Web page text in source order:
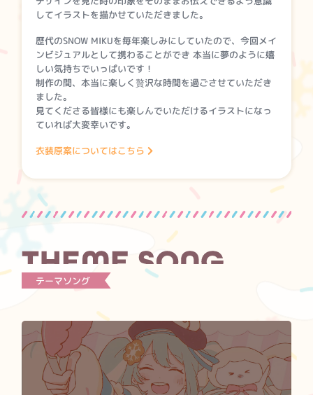
してイラストを描かせていただきました。
歴代のSNOW MIKUを毎年楽しみにしていたので、今回メイ
ンビジュアルとして携わることができ 本当に夢のように嬉
しい気持ちでいっぱいです！
制作の間、本当に楽しく贅沢な時間を過ごさせていただき
ました。
見てくださる皆様にも楽しんでいただけるイラストになっ
ていれば大変幸いです。
衣装原案についてはこちら
テーマソング